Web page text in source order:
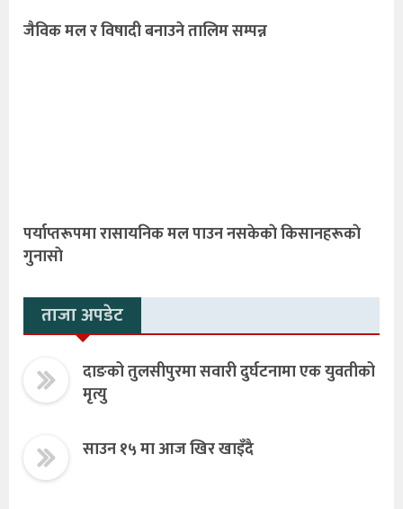
जैविक मल र विषादी बनाउने तालिम सम्पन्न
पर्याप्तरूपमा रासायनिक मल पाउन नसकेकाे किसानहरूकाे
गुनासाे
ताजा अपडेट
दाङको तुलसीपुरमा सवारी दुर्घटनामा एक युवतीको
मृत्यु
साउन १५ मा आज खिर खाइँदै